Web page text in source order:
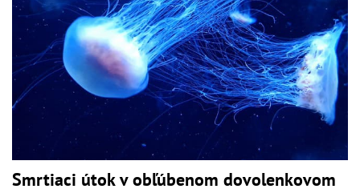
Smrtiaci útok v obľúbenom dovolenkovom